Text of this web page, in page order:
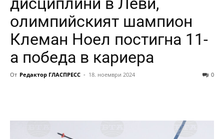
олимпийският шампион
Клеман Ноел постигна 11-
а победа в кариера
От Редактор ГЛАСПРЕСС - 18. ноември 2024 0